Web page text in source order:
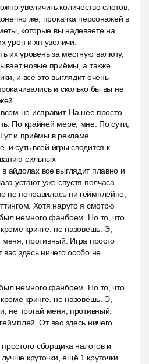
увеличить количество слотов,
же, прокачка персонажей в
которые вы надеваете на
урон и хп увеличи.
их уровень за местную валюту,
новые приёмы, а также
и все это выглядит очень
и сколько бы вы не
не исправит. На неё просто
По крайней мере, мне. По сути,
и приёмы в рекламе
и суть всей игры сводится к
сильных
айдолах все выглядит плавно и
устают уже спустя полчаса
не понравилась ни геймплейно,
Хотя наруто я смотрю
немного фанбоем. Но то, что
кринге, не назовёшь. Э,
меня, противный. Игра просто
здесь ничего особо не
немного фанбоем. Но то, что
кринге, не назовёшь. Э,
не трогай меня, противный.
От вас здесь ничего
сборщика налогов и
круточки, ещё 1 круточки.